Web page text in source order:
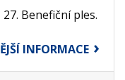
Benefiční ples.
INFORMACE